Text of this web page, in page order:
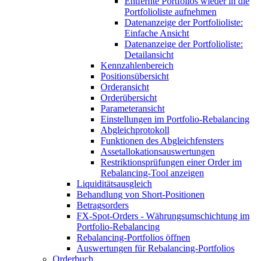
Portfolioliste aufnehmen
Datenanzeige der Portfolioliste:
Einfache Ansicht
Datenanzeige der Portfolioliste:
Detailansicht
Kennzahlenbereich
Positionsübersicht
Orderansicht
Orderübersicht
Parameteransicht
Einstellungen im Portfolio-Rebalancing
Abgleichprotokoll
Funktionen des Abgleichfensters
Assetallokationsauswertungen
Restriktionsprüfungen einer Order im
Rebalancing-Tool anzeigen
Liquiditätsausgleich
Behandlung von Short-Positionen
Betragsorders
FX-Spot-Orders - Währungsumschichtung im
Portfolio-Rebalancing
Rebalancing-Portfolios öffnen
Auswertungen für Rebalancing-Portfolios
Orderbuch